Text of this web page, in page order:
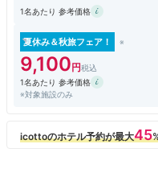
1名あたり 参考価格
夏休み＆秋旅フェア！
9,100
1名あたり 参考価格
※対象施設のみ